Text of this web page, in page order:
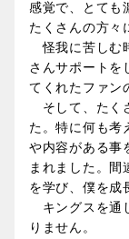
感覚で、とても
たくさんの方々
怪我に苦しむ
さんサポートを
てくれたファン
そして、たく
た。特に何も考
や内容がある事
まれました。間
を学び、僕を成
キングスを通
りません。